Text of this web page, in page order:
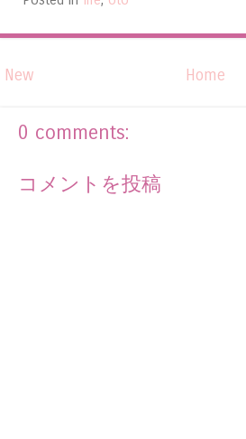
New Home
0 comments:
コメントを投稿